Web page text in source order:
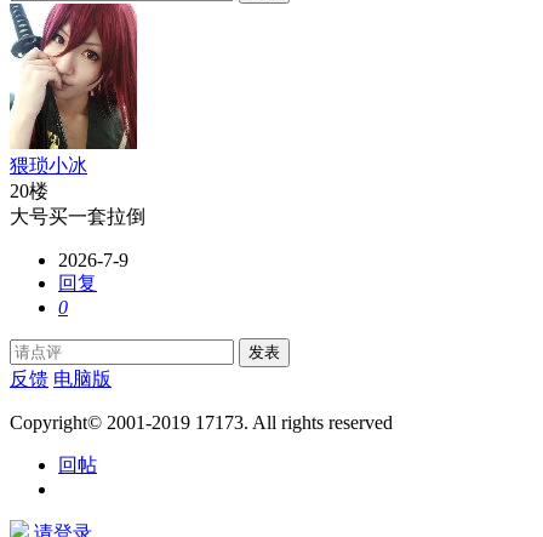
猥琐小冰
20楼
大号买一套拉倒
2026-7-9
回复
0
发表
反馈 电脑版
Copyright© 2001-2019 17173. All rights reserved
回帖
请登录